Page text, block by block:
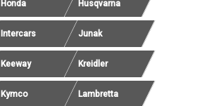
Honda Husqvarna
Intercars Junak
Keeway Kreidler
Kymco Lambretta